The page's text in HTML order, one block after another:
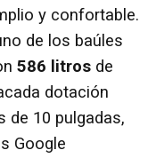
y confortable.
de los baúles
586 litros de
dotación
de 10 pulgadas,
Google